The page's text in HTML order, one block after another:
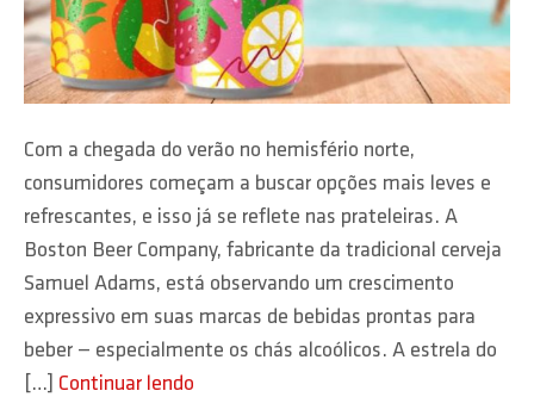
Com a chegada do verão no hemisfério norte,
consumidores começam a buscar opções mais leves e
refrescantes, e isso já se reflete nas prateleiras. A
Boston Beer Company, fabricante da tradicional cerveja
Samuel Adams, está observando um crescimento
expressivo em suas marcas de bebidas prontas para
beber — especialmente os chás alcoólicos. A estrela do
[…] Continuar lendo